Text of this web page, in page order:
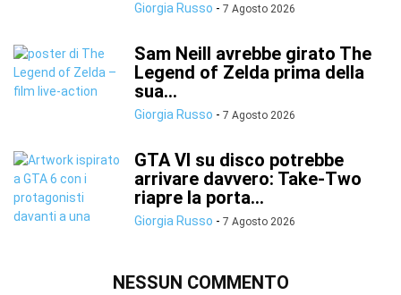
Giorgia Russo - 7 Agosto 2026
Sam Neill avrebbe girato The
Legend of Zelda prima della
sua...
Giorgia Russo - 7 Agosto 2026
GTA VI su disco potrebbe
arrivare davvero: Take-Two
riapre la porta...
Giorgia Russo - 7 Agosto 2026
NESSUN COMMENTO